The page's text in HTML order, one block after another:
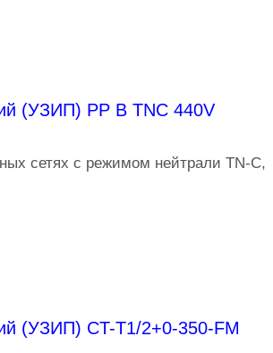
(УЗИП) PP B TNC 440V
сетях с режимом нейтрали TN-C,
(УЗИП) CT-T1/2+0-350-FM